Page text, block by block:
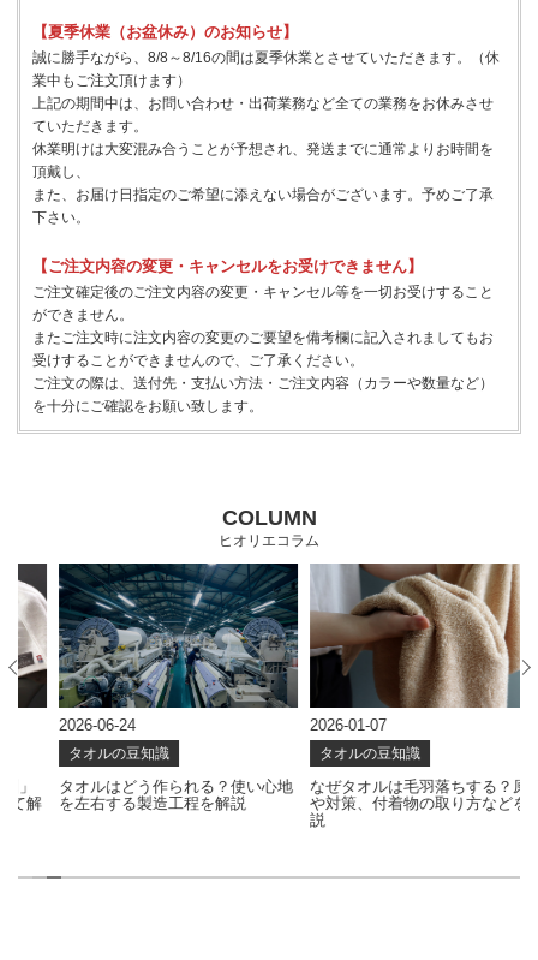
【夏季休業（お盆休み）のお知らせ】
誠に勝手ながら、8/8～8/16の間は夏季休業とさせていただきます。（休
業中もご注文頂けます）
上記の期間中は、お問い合わせ・出荷業務など全ての業務をお休みさせ
ていただきます。
休業明けは大変混み合うことが予想され、発送までに通常よりお時間を
頂戴し、
また、お届け日指定のご希望に添えない場合がございます。予めご了承
下さい。
【ご注文内容の変更・キャンセルをお受けできません】
ご注文確定後のご注文内容の変更・キャンセル等を一切お受けすること
ができません。
またご注文時に注文内容の変更のご要望を備考欄に記入されましてもお
受けすることができませんので、ご了承ください。
ご注文の際は、送付先・支払い方法・ご注文内容（カラーや数量など）
を十分にご確認をお願い致します。
COLUMN
ヒオリエコラム
2026-06-24
タオルの豆知識
タオルはどう作られる？使い心地
を左右する製造工程を解説
2026-01-07
タオルの豆知識
なぜタオルは毛羽落ちする？原因
や対策、付着物の取り方などを解